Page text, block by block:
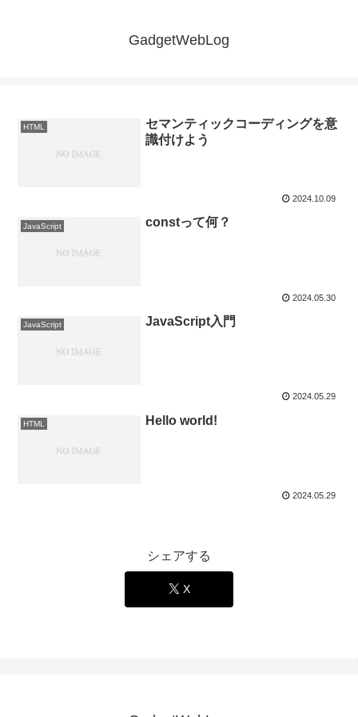
GadgetWebLog
HTML
セマンティックコーディングを意
識付けよう
2024.10.09
JavaScript constって何？
2024.05.30
JavaScript JavaScript入門
2024.05.29
HTML Hello world!
2024.05.29
シェアする
X